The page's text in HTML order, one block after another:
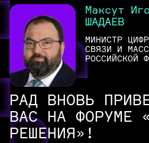
Максут
ШАДАЕВ
МИНИСТР
СВЯЗИ И
РОССИЙСКОЙ
РАД ВНОВЬ
ВАС НА ФОРУМЕ
РЕШЕНИЯ»!